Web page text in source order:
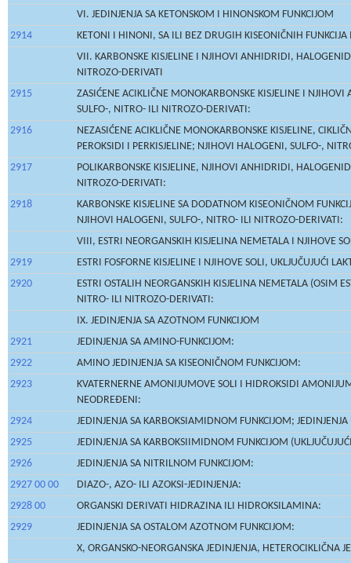
VI. JEDINJENJA SA KETONSKOM I HINONSKOM FUNKCIJOM
2914
KETONI I HINONI, SA ILI BEZ DRUGIH KISEONIČNIH
VII. KARBONSKE KISJELINE I NJIHOVI ANHIDRIDI,
NITROZO-DERIVATI
2915
ZASIĆENE ACIKLIČNE MONOKARBONSKE KISJELINE I
SULFO-, NITRO- ILI NITROZO-DERIVATI:
2916
NEZASIĆENE ACIKLIČNE MONOKARBONSKE KISJELINE,
PEROKSIDI I PERKISJELINE; NJIHOVI HALOGENI, SULFO-,
2917
POLIKARBONSKE KISJELINE, NJIHOVI ANHIDRIDI,
NITROZO-DERIVATI:
2918
KARBONSKE KISJELINE SA DODATNOM KISEONIČNOM
NJIHOVI HALOGENI, SULFO-, NITRO- ILI NITROZO-DERIVATI:
VIII, ESTRI NEORGANSKIH KISJELINA NEMETALA I NJIHOVE
2919
ESTRI FOSFORNE KISJELINE I NJIHOVE SOLI, UKLJUČUJUĆI
2920
ESTRI OSTALIH NEORGANSKIH KISJELINA NEMETALA (OSIM
NITRO- ILI NITROZO-DERIVATI:
IX. JEDINJENJA SA AZOTNOM FUNKCIJOM
2921
JEDINJENJA SA AMINO-FUNKCIJOM:
2922
AMINO JEDINJENJA SA KISEONIČNOM FUNKCIJOM:
2923
KVATERNERNE AMONIJUMOVE SOLI I HIDROKSIDI
NEODREĐENI:
2924
JEDINJENJA SA KARBOKSIAMIDNOM FUNKCIJOM;
2925
JEDINJENJA SA KARBOKSIIMIDNOM FUNKCIJOM
2926
JEDINJENJA SA NITRILNOM FUNKCIJOM:
2927 00 00
DIAZO-, AZO- ILI AZOKSI-JEDINJENJA:
2928 00
ORGANSKI DERIVATI HIDRAZINA ILI HIDROKSILAMINA:
2929
JEDINJENJA SA OSTALOM AZOTNOM FUNKCIJOM:
X, ORGANSKO-NEORGANSKA JEDINJENJA, HETEROCIKLIČNA